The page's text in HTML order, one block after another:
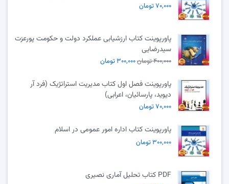
۷۰,۰۰۰ تومان
پاورپوینت کتاب ارزشیابی عملکرد دولت و حکومت پورعزت
سیدرضایی
۴۰۰,۰۰۰ تومان ۳۰۰,۰۰۰ تومان
پاورپوینت فصل اول کتاب مدیریت استراتژیک (فرد آر
دیوید، پارسائیان، اعرابی)
۷۰,۰۰۰ تومان
پاورپوینت کتاب اداره امور عمومی در اسلام
۳۰۰,۰۰۰ تومان
PDF کتاب تحلیل آماری نصیری